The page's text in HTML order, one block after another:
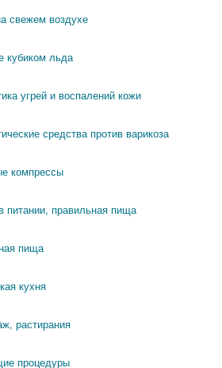
свежем воздухе
кубиком льда
угрей и воспалений кожи
средства против варикоза
компрессы
питании, правильная пища
пища
кухня
растирания
процедуры